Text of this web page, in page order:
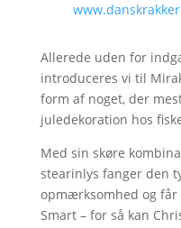
Allerede uden for
introduceres vi til
form af noget, der
juledekoration hos
Med sin skøre
stearinlys fanger den
opmærksomhed og
Smart – for så kan